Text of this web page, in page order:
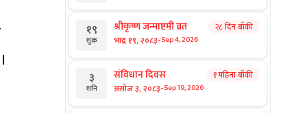
१९
शुक्र
श्रीकृष्ण जन्माष्टमी व्रत
भाद्र १९, २०८३-Sep 4, 2026
२८ दिन बाँकी
३
शनि
संविधान दिवस
असोज ३, २०८३-Sep 19, 2026
१ महिना बाँकी